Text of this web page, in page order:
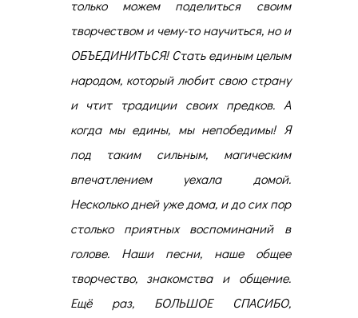
только можем поделиться своим
творчеством и чему-то научиться, но и
ОБЪЕДИНИТЬСЯ! Стать единым целым
народом, который любит свою страну
и чтит традиции своих предков. А
когда мы едины, мы непобедимы! Я
под таким сильным, магическим
впечатлением уехала домой.
Несколько дней уже дома, и до сих пор
столько приятных воспоминаний в
голове. Наши песни, наше общее
творчество, знакомства и общение.
Ещё раз, БОЛЬШОЕ СПАСИБО,